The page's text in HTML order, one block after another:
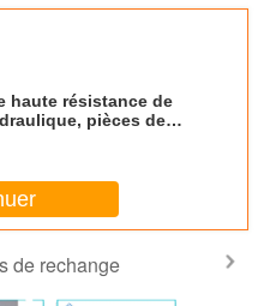
haute résistance de
pièces de
de rechange